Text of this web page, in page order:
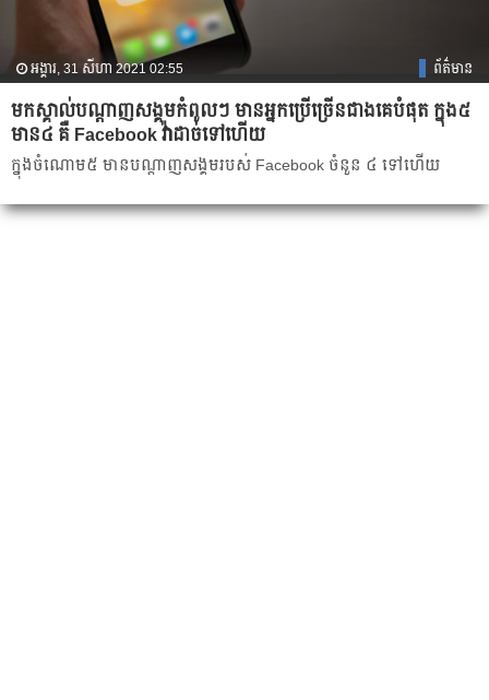
អង្គារ, 31 សីហា 2021 02:55 ព័ត៌មាន
មកស្គាល់បណ្ដាញសង្គមកំពូលៗ មានអ្នកប្រើច្រើនជាងគេបំផុត ក្នុង៥
មាន៤ គឺ Facebook វ៉ាដាច់ទៅហើយ
ក្នុងចំណោម៥ មានបណ្ដាញសង្គមរបស់ Facebook ចំនួន ៤ ទៅហើយ